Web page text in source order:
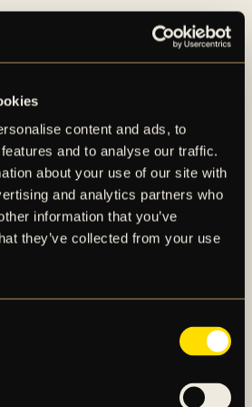
content and ads, to
and to analyse our traffic.
about your use of our site with
and analytics partners who
information that you’ve
they’ve collected from your use
hade frispark utanför AIK:s
läge lite från kanten visste
själv om han tänkte slå ett
på Johan Hoves axel stod
vid fel stolpe och kunde
rullade in i det bortre
till slut som självmål och 1–0
även den för Mjällby och
en fast situation. Det var på en
innan AIK-försvaret kunde
en gyllene chans att punktera